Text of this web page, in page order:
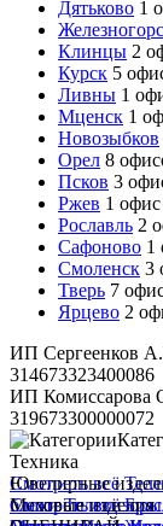
Дятьково 1
Клинцы 2
Курск 5
Ливны 1
Мценск 1
Новозыбков
Орел 8
Псков 3
Ржев 1 офис
Рославль 2
Сафоново 1
Смоленск 3
Тверь 7
Ярцево 2
ИП Сергеенков
314673323400086
ИП
319673300000072
Техника
Смотреть всё
блоки
Ювелирные
Смотреть всё
Меховые изделия